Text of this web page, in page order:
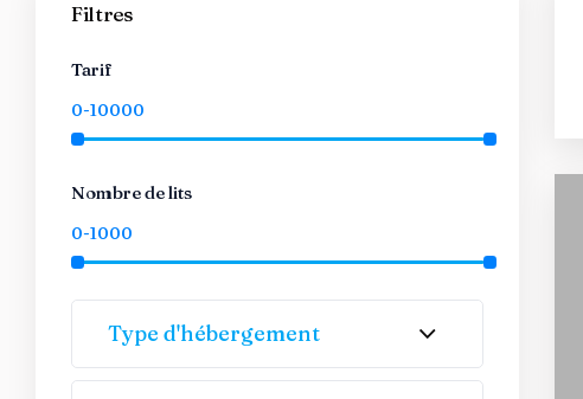
Filtres
Tarif
Nombre de lits
Type d'hébergement